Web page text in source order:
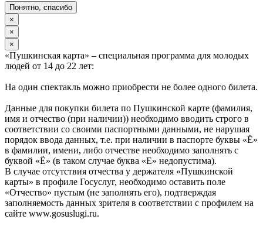
Понятно, спасибо
×
×
×
«Пушкинская карта» – специальная программа для молодых
людей от 14 до 22 лет:
На один спектакль можно приобрести не более одного билета.
Данные для покупки билета по Пушкинской карте (фамилия,
имя и отчество (при наличии)) необходимо вводить строго в
соответствии со своими паспортными данными, не нарушая
порядок ввода данных, т.е. при наличии в паспорте буквы «Ё»
в фамилии, имени, либо отчестве необходимо заполнять с
буквой «Ё» (в таком случае буква «Е» недопустима).
В случае отсутствия отчества у держателя «Пушкинской
карты» в профиле Госуслуг, необходимо оставить поле
«Отчество» пустым (не заполнять его), подтверждая
заполняемость данных зрителя в соответствии с профилем на
сайте www.gosuslugi.ru.